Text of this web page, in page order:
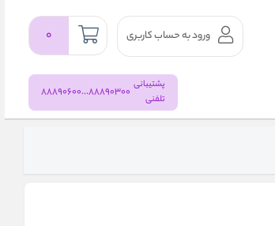
۰ ورود به حساب کاربری
پشتیبانی
تلفنی
88890300...88890600